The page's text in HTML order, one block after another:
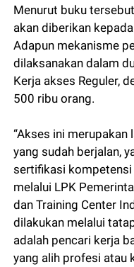
Menurut buku
akan diberikan
Adapun mekanisme
dilaksanakan dalam
Kerja akses Reguler,
500 ribu orang.
“Akses ini merupakan
yang sudah berjalan,
sertifikasi kompetensi
melalui LPK
dan Training Center
dilakukan melalui
adalah pencari kerja
yang alih profesi atau